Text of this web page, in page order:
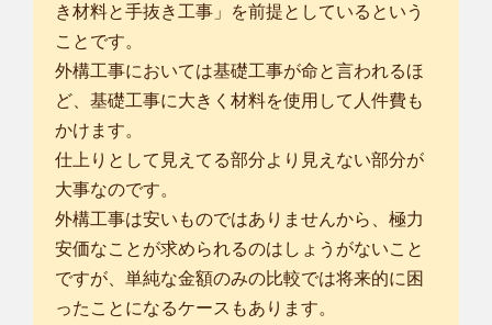
き材料と手抜き工事」を前提としているという
ことです。
外構工事においては基礎工事が命と言われるほ
ど、基礎工事に大きく材料を使用して人件費も
かけます。
仕上りとして見えてる部分より見えない部分が
大事なのです。
外構工事は安いものではありませんから、極力
安価なことが求められるのはしょうがないこと
ですが、単純な金額のみの比較では将来的に困
ったことになるケースもあります。